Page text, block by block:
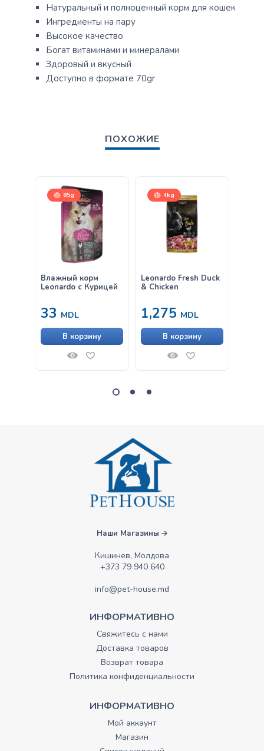
Натуральный и полноценный корм для кошек
Ингредиенты на пару
Высокое качество
Богат витаминами и минералами
Здоровый и вкусный
Доступно в формате 70gr
ПОХОЖИЕ
85g
Влажный корм
Leonardo с Курицей
33 MDL
В корзину
4kg
Leonardo Fresh Duck
& Chicken
1,275 MDL
В корзину
Наши Магазины
Кишинев, Молдова
+373 79 940 640
info@pet-house.md
ИНФОРМАТИВНО
Свяжитесь с нами
Доставка товаров
Возврат товара
Политика конфиденциальности
ИНФОРМАТИВНО
Мой аккаунт
Магазин